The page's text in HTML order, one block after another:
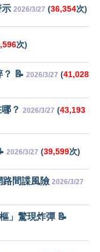
示 2026/3/27 (36,354次)
次)
？ 📝 2026/3/27 (41,028
？ 2026/3/27 (43,193
2026/3/27 (39,599次)
路間諜風險 2026/3/27
」驚現炸彈 📝